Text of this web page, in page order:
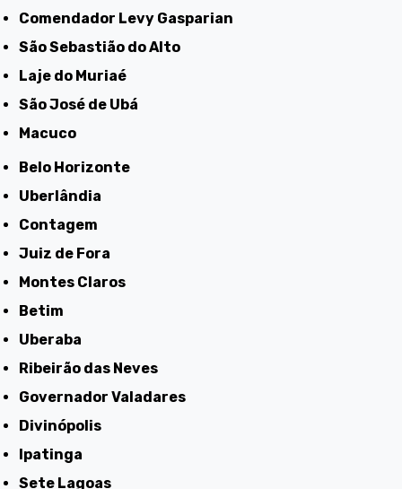
Comendador Levy Gasparian
São Sebastião do Alto
Laje do Muriaé
São José de Ubá
Macuco
Belo Horizonte
Uberlândia
Contagem
Juiz de Fora
Montes Claros
Betim
Uberaba
Ribeirão das Neves
Governador Valadares
Divinópolis
Ipatinga
Sete Lagoas